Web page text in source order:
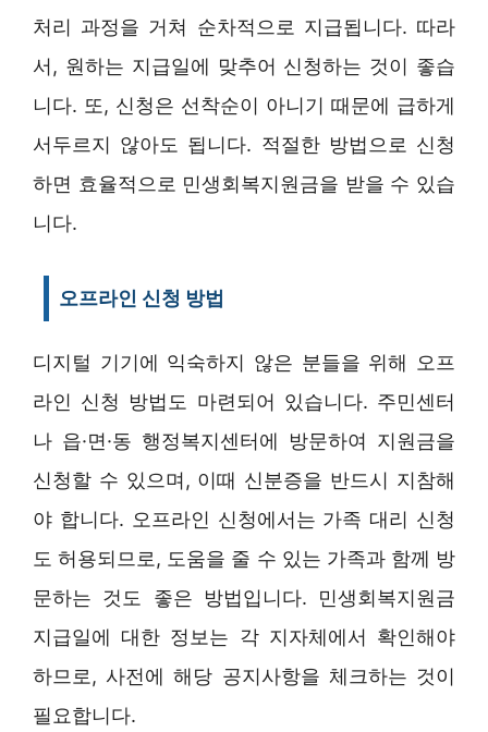
처리 과정을 거쳐 순차적으로 지급됩니다. 따라
서, 원하는 지급일에 맞추어 신청하는 것이 좋습
니다. 또, 신청은 선착순이 아니기 때문에 급하게
서두르지 않아도 됩니다. 적절한 방법으로 신청
하면 효율적으로 민생회복지원금을 받을 수 있습
니다.
오프라인 신청 방법
디지털 기기에 익숙하지 않은 분들을 위해 오프
라인 신청 방법도 마련되어 있습니다. 주민센터
나 읍·면·동 행정복지센터에 방문하여 지원금을
신청할 수 있으며, 이때 신분증을 반드시 지참해
야 합니다. 오프라인 신청에서는 가족 대리 신청
도 허용되므로, 도움을 줄 수 있는 가족과 함께 방
문하는 것도 좋은 방법입니다. 민생회복지원금
지급일에 대한 정보는 각 지자체에서 확인해야
하므로, 사전에 해당 공지사항을 체크하는 것이
필요합니다.